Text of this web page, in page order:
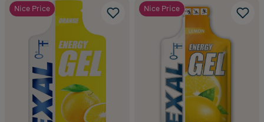
Nice Price Nice Price